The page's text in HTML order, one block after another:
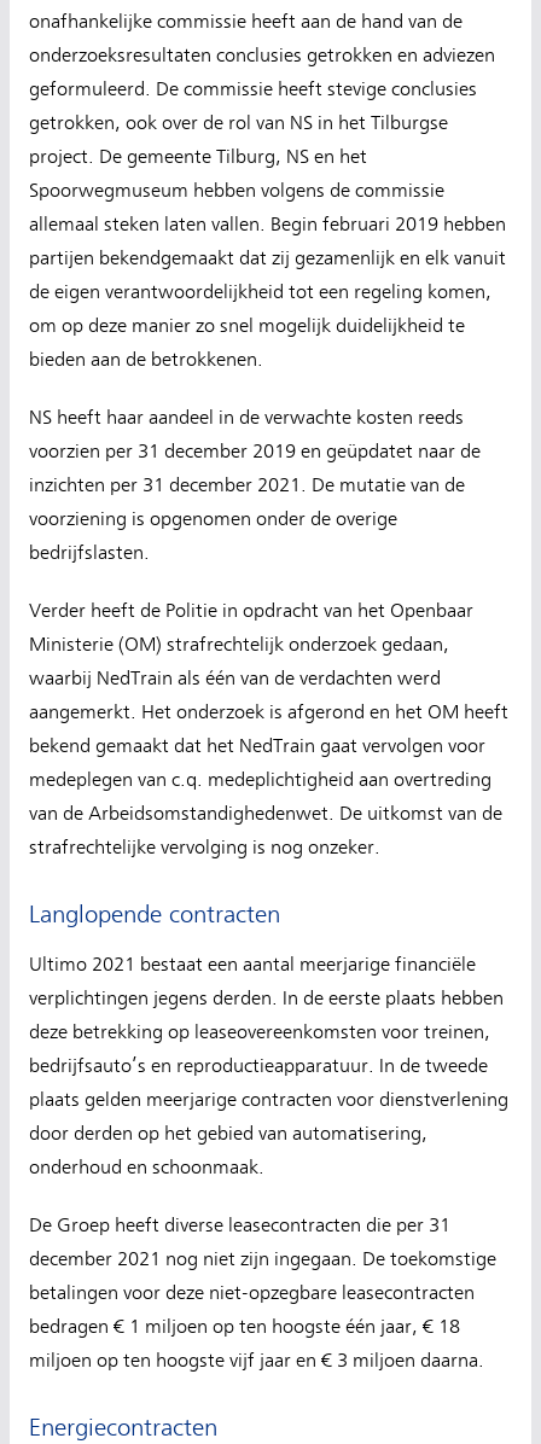
onafhankelijke commissie heeft aan de hand van de
onderzoeksresultaten conclusies getrokken en adviezen
geformuleerd. De commissie heeft stevige conclusies
getrokken, ook over de rol van NS in het Tilburgse
project. De gemeente Tilburg, NS en het
Spoorwegmuseum hebben volgens de commissie
allemaal steken laten vallen. Begin februari 2019 hebben
partijen bekendgemaakt dat zij gezamenlijk en elk vanuit
de eigen verantwoordelijkheid tot een regeling komen,
om op deze manier zo snel mogelijk duidelijkheid te
bieden aan de betrokkenen.
NS heeft haar aandeel in de verwachte kosten reeds
voorzien per 31 december 2019 en geüpdatet naar de
inzichten per 31 december 2021. De mutatie van de
voorziening is opgenomen onder de overige
bedrijfslasten.
Verder heeft de Politie in opdracht van het Openbaar
Ministerie (OM) strafrechtelijk onderzoek gedaan,
waarbij NedTrain als één van de verdachten werd
aangemerkt. Het onderzoek is afgerond en het OM heeft
bekend gemaakt dat het NedTrain gaat vervolgen voor
medeplegen van c.q. medeplichtigheid aan overtreding
van de Arbeidsomstandighedenwet. De uitkomst van de
strafrechtelijke vervolging is nog onzeker.
Langlopende contracten
Ultimo 2021 bestaat een aantal meerjarige financiële
verplichtingen jegens derden. In de eerste plaats hebben
deze betrekking op leaseovereenkomsten voor treinen,
bedrijfsauto’s en reproductieapparatuur. In de tweede
plaats gelden meerjarige contracten voor dienstverlening
door derden op het gebied van automatisering,
onderhoud en schoonmaak.
De Groep heeft diverse leasecontracten die per 31
december 2021 nog niet zijn ingegaan. De toekomstige
betalingen voor deze niet-opzegbare leasecontracten
bedragen € 1 miljoen op ten hoogste één jaar, € 18
miljoen op ten hoogste vijf jaar en € 3 miljoen daarna.
Energiecontracten